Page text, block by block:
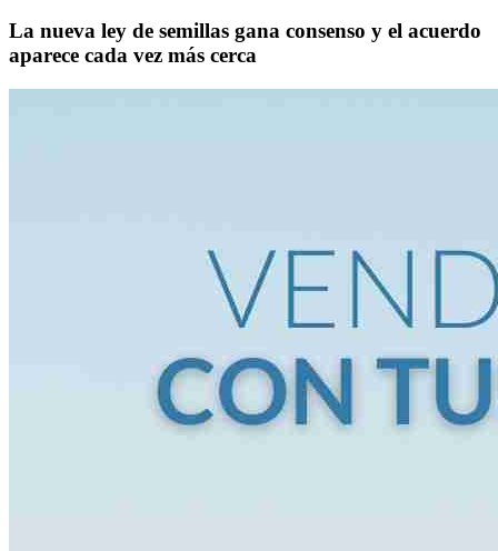
La nueva ley de semillas gana consenso y el acuerdo
aparece cada vez más cerca